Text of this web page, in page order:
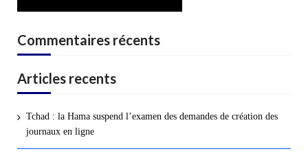
Commentaires récents
Articles recents
Tchad : la Hama suspend l’examen des demandes de création des
journaux en ligne